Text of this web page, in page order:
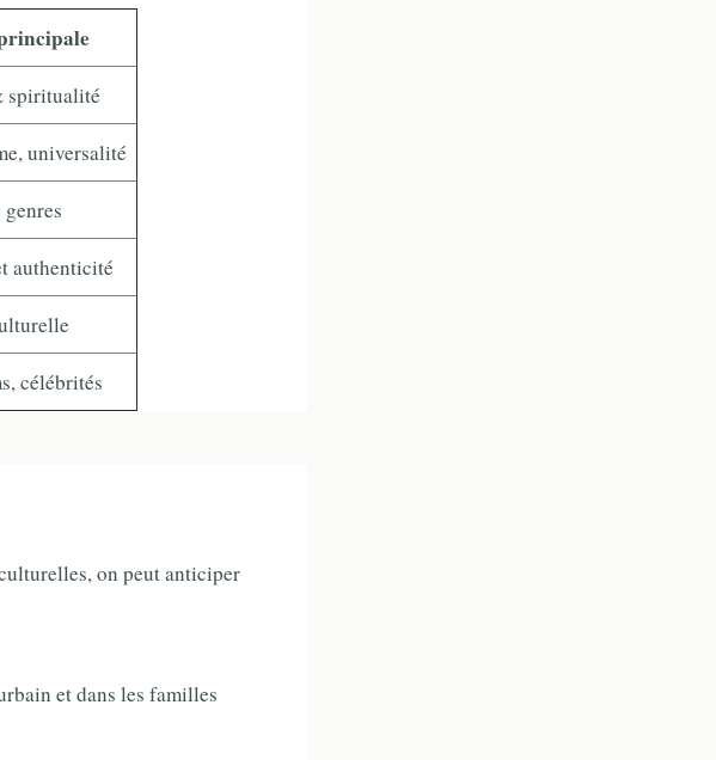
spiritualité
universalité
authenticité
célébrités
on peut anticiper
et dans les familles